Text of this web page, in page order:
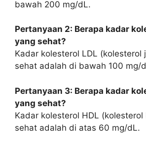
bawah 200 mg/dL.
Pertanyaan 2: Berapa kadar
yang sehat?
Kadar kolesterol LDL (kolesterol
sehat adalah di bawah 100 mg/
Pertanyaan 3: Berapa kadar
yang sehat?
Kadar kolesterol HDL (kolesterol
sehat adalah di atas 60 mg/dL.